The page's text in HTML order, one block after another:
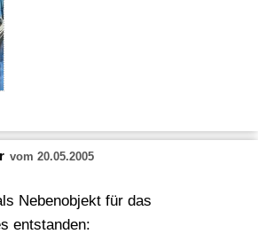
vom 20.05.2005
Nebenobjekt für das
entstanden: